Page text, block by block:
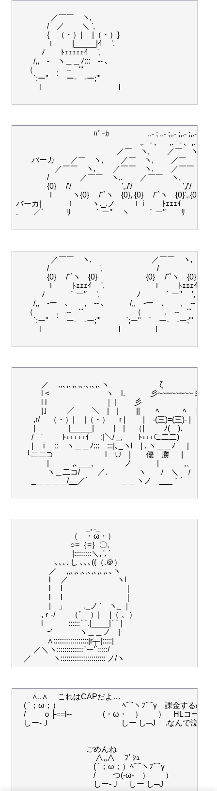
／￣￣　ヽ,
/　／　 　＼ ',
{　（・）|　 |（・）}
ｌ　　 |_____|ｲ　 ',
ﾉ　　ﾄｪｪｪｪｪｲ　 ',
/,,　-　ヽ＿＿ﾉ:::　-‐ ､
（　　　,　-‐　'"
`;ー"　`　ー-　-ー;'"
ﾊﾞｰｶ　　　　　,.- ; ,.- ;,.- ;,.- ;,.- ;　,.- ;-
,. ｰ- 、　,. ｰ- 、,. ｰ- 、,. ｰ- 、.ｰ- 、
／￣　ヽ,　　 ／￣　ヽ,　　 ／￣　ヽ,
バーカ　　／￣　ヽ,　　 ／￣　ヽ,　　 ／￣　ヽ,￣
／￣￣　ヽ,　　 ／￣￣　ヽ,　　 ／￣￣　ヽ,￣￣
/　　　　／￣￣　ヽ,.　　 ／￣￣　ヽ,　　 ／￣￣
{0}　 /'/　　　　　 　 ',./'/　　　　　 　 ',/'/　　　　
ｌ　　 ヽ{0}　 /¨`ヽ　{0}, {0}　 /¨`ヽ　{0}',.{0}　 /¨`
バーカ|　　　 ｌ　　 ヽ._.ノ　　 ｌ i　　 ﾄｪｪｪｲ　 　ｌ.
.　　／´　　　ﾘ　　　｀ー'′　 ヽ　 　｀ー'′　　ﾘ　　　｀
／￣￣　ヽ,　 　　　　 　　 ／￣￣　ヽ,　 　　
/　　　　　 　 ',　　　　　　　/　　　　　 　 ',　
{0}　 /¨`ヽ　{0}　　 　　　　{0}　 /¨`ヽ　{0}　　　
ｌ　　 ﾄｪｪｪｲ　 ',　　　 　　　ｌ　　 ﾄｪｪｪｲ　 ',　
ﾉ　　　｀ー'′　 ', 　 　　　 ﾉ　　　｀ー'′　 ', 　　
/,,　-ー　､　　,　-‐ ､　　　 /,,　-ー　､　　,　-‐ ､　　
（　　　,　-‐　'"　　　　　 　 （　　　,　-‐　'"　　
`;ー"　`　ー-　-ー;'"　　　 `;ー"　`　ー-　-ー;'"　 　 `;
／ ＿,,､,､,､,､,､,､,､ヽ 　　 　　　　ζ
l <　 　　　　　　ヽ　l. 　　　彡~~~~~~~~ミ
l l　　　　　　 　 ｜ | 　　彡　　 　　　　　ミ
|」　　／　 　＼　|　|　 　||　　ﾍ　　　ﾍ　 ||　　
,r/　 （・）|　 |（・） 　r |　　 |　-(三)=(三)- |
|　 　　　|_____| 　　 |　|　 （| 　　 ﾉ(　)、 　 .|）
/　' 　　 ﾄｪｪｪｪｪｲ 　 :|＼/ _,　　ﾄｪｪｪ⊂二二)
|　 i 　::　ヽ＿＿ﾉ:::　:::|､_ヽl　| . ヽ＿＿ﾉ 　 |
└二二⊃　　　　 　 　 l　∪　|　　優　勝 　 |
|　　　,､___,　　　　ノ　 　　|　　　 ,、　　
ヽ＿二コ/　　 ／.　　　　ヽ　　/　＼　 /
_＿＿＿＿/__／´　　　 　＿＿ヽノ＿___｀´
_, ._
（　・ω・）
○=｛=｝〇,
|:::::::::＼, ', ´
､､､､し ､､､((（.＠）
／　 ,,､,､,､,､,､,､,､､ヽ
l 　／ 　　　　　　ヽl
|　」　　 ._ノ '　ヽ_ ｜
,ｒ-/　　（ﾟ　）|　 |（ 。）
l　 　　::::::⌒.|____|⌒ |
ｰ' 　　　 ヽ＿＿ノ　|
∧::::::::::::::::::|r┬-|:::::|
／＼ヽ::::::::::::::`ー'´:::::/
∧,,∧ 　これはCAPだよ…
( ´；ω；）　　　　　　　　ﾍ⌒ヽﾌ⌒γ　課金するの？
/　　 ｏ├==l--　　　　(・ω・　）　　）　HLコースだ
しー-Ｊ 　　　　　　　　　しー し─J　 .なんで泣いて
ごめんね
∧,,∧ 　ﾌﾟｼｭ
( ´；ω；）ﾍ⌒ヽﾌ⌒γ
/　　 つ(-ω-　）　　）
しー-Ｊ 　しー し─J